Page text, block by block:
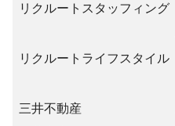
リクルートスタッフィング
リクルートライフスタイル
三井不動産